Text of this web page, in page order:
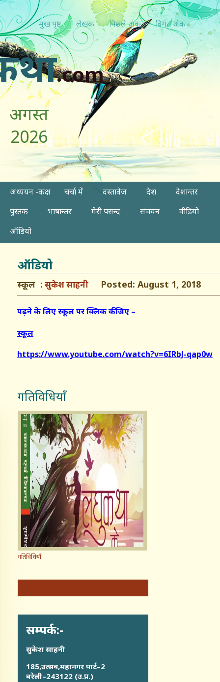
मुख पृष्ठ लेखक पिछ्ले अंक विगत अंक
.com
अगस्त
2026
अध्ययन -कक्ष चर्चा में दस्तावेज़ देश
देशान्तर
पुस्तक
भाषान्तर मेरी पसन्द संचयन
वीडियो
ऑडियो
ऑडियो
स्कूल सुकेश साहनी Posted: August 1, 2018
पढ़ने के लिए स्कूल पर क्लिक कीजिए –
स्कूल
https://www.youtube.com/watch?v=6IRbJ-qap0w
गतिविधियाँ
गतिविधियाँ
सम्पर्क:-
सुकेश साहनी
185,उत्सव,महानगर पार्ट–2
बरेली–243122 (उ.प्र.)